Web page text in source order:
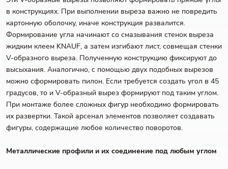
в конструкциях. При выполнении выреза важно не повредить
картонную оболочку, иначе конструкция развалится.
Формирование угла начинают со смазывания стенок выреза
жидким клеем KNAUF, а затем изгибают лист, совмещая стенки
V-образного выреза. Полученную конструкцию фиксируют до
высыхания. Аналогично, с помощью двух подобных вырезов
можно сформировать пилон. Если требуется создать угол в 45
градусов, то и V-образный вырез формируют под таким углом.
При монтаже более сложных фигур необходимо формировать
их развертки. Такой арсенал элементов позволяет создавать
фигуры, содержащие любое количество поворотов.
Металлические профили и их соединение под любым углом